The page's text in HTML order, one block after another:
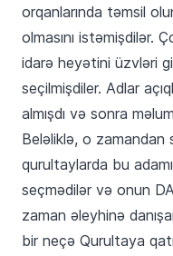
orqanlarında təmsil
olmasını istəmişdilər.
idarə heyətini üzvləri
seçilmişdiler. Adlar
almışdı və sonra
Beləliklə, o
qurultaylarda bu
seçmədilər və onun
zaman əleyhinə
bir neçə Qurultaya